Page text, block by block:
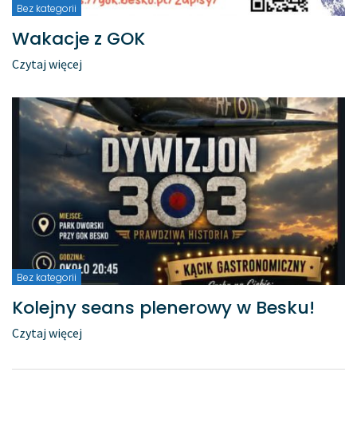
Bez kategorii
Wakacje z GOK
Czytaj więcej
Bez kategorii
Kolejny seans plenerowy w Besku!
Czytaj więcej